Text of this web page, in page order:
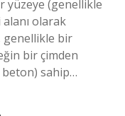
yüzeye (genellikle
olarak
genellikle bir
bir çimden
sahip…